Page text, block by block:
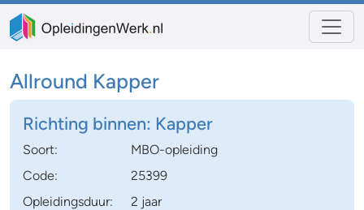
Allround Kapper
Richting binnen: Kapper
Soort:
MBO-opleiding
Code:
25399
Opleidingsduur:
2 jaar